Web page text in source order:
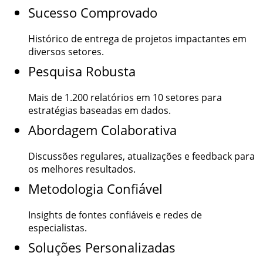
Sucesso Comprovado
Histórico de entrega de projetos impactantes em
diversos setores.
Pesquisa Robusta
Mais de 1.200 relatórios em 10 setores para
estratégias baseadas em dados.
Abordagem Colaborativa
Discussões regulares, atualizações e feedback para
os melhores resultados.
Metodologia Confiável
Insights de fontes confiáveis e redes de
especialistas.
Soluções Personalizadas